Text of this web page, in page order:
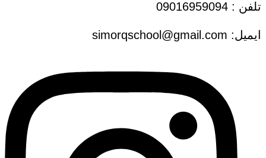
تلفن : 09016959094
ایمیل: simorqschool@gmail.com